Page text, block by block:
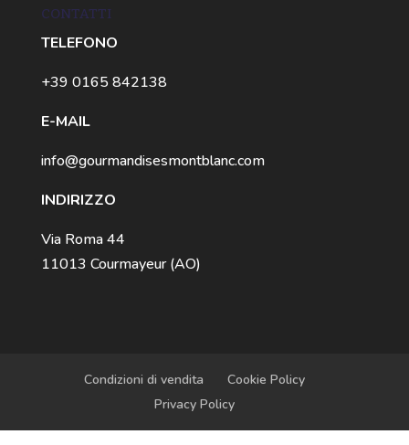
CONTATTI
TELEFONO
+39 0165 842138
E-MAIL
info@gourmandisesmontblanc.com
INDIRIZZO
Via Roma 44
11013 Courmayeur (AO)
Condizioni di vendita
Cookie Policy
Privacy Policy